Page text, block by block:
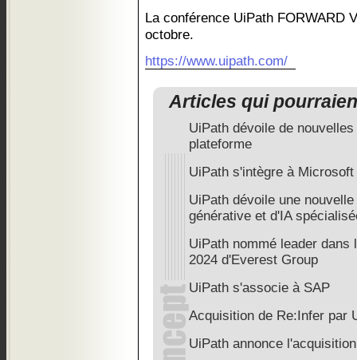
La conférence UiPath FORWARD
octobre.
https://www.uipath.com/
Articles qui
UiPath dévoile de
plateforme
UiPath s'intègre à
UiPath dévoile une
générative et d'IA
UiPath nommé leader
2024 d'Everest Group
UiPath s'associe à SAP
Acquisition de Re:Infer par
UiPath annonce